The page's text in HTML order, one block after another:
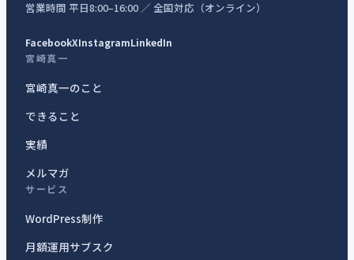
営業時間 平日8:00–16:00 ／ 全国対応（オンライン）
FacebookXInstagramLinkedIn
宮崎真一
宮崎真一のこと
できること
実績
メルマガ
サービス
WordPress制作
月額運用サブスク